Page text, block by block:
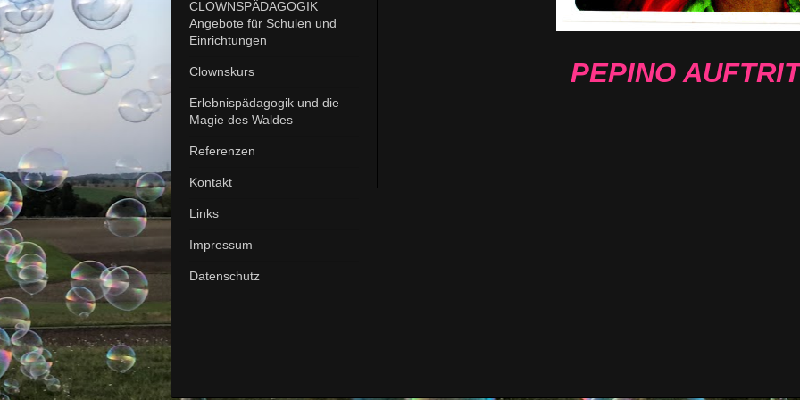
CLOWNSPÄDAGOGIK
Angebote für Schulen und
Einrichtungen
Clownskurs
Erlebnispädagogik und die
Magie des Waldes
Referenzen
Kontakt
Links
Impressum
Datenschutz
PEPINO